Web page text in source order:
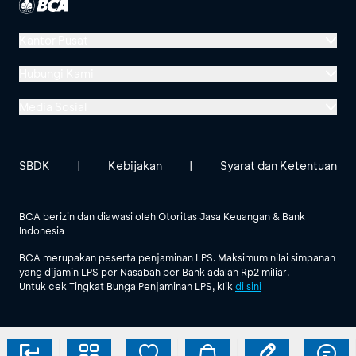
Kota
Tangerang
PITS
Kota
PDAM Tirta
Pandeglang
Pandeglang
Cek detail pembayaran dan klik “Bayar”
Isi nomor bayar, wilayah, dan perusahaan air
Masukan PIN
Menara BCA, Grand Indonesia
Jl. MH Thamrin No. 1
Lihat Semua Media Sosial
BCA berizin dan diawasi oleh Otoritas Jasa Keuangan & Bank
Indonesia
BCA merupakan peserta penjaminan LPS. Maksimum nilai simpanan
yang dijamin LPS per Nasabah per Bank adalah Rp2 miliar.
Untuk cek Tingkat Bunga Penjaminan LPS, klik di sini
SBDK | Kebijakan | Syarat dan Ketentuan